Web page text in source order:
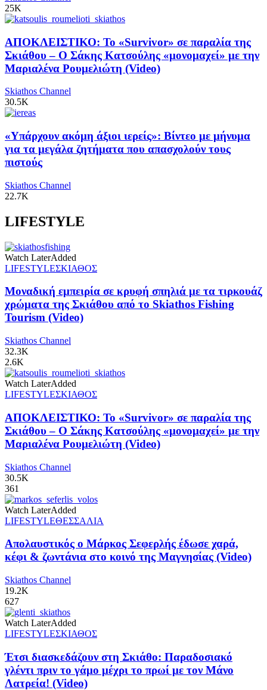
25K
ΑΠΟΚΛΕΙΣΤΙΚΟ: Το «Survivor» σε παραλία της
Σκιάθου – Ο Σάκης Κατσούλης «μονομαχεί» με την
Μαριαλένα Ρουμελιώτη (Video)
Skiathos Channel
30.5K
«Υπάρχουν ακόμη άξιοι ιερείς»: Βίντεο με μήνυμα
για τα μεγάλα ζητήματα που απασχολούν τους
πιστούς
Skiathos Channel
22.7K
LIFESTYLE
Watch LaterAdded
LIFESTYLEΣΚΙΑΘΟΣ
Μοναδική εμπειρία σε κρυφή σπηλιά με τα τιρκουάζ
χρώματα της Σκιάθου από το Skiathos Fishing
Tourism (Video)
Skiathos Channel
32.3K
2.6K
Watch LaterAdded
LIFESTYLEΣΚΙΑΘΟΣ
ΑΠΟΚΛΕΙΣΤΙΚΟ: Το «Survivor» σε παραλία της
Σκιάθου – Ο Σάκης Κατσούλης «μονομαχεί» με την
Μαριαλένα Ρουμελιώτη (Video)
Skiathos Channel
30.5K
361
Watch LaterAdded
LIFESTYLEΘΕΣΣΑΛΙΑ
Απολαυστικός ο Μάρκος Σεφερλής έδωσε χαρά,
κέφι & ζωντάνια στο κοινό της Μαγνησίας (Video)
Skiathos Channel
19.2K
627
Watch LaterAdded
LIFESTYLEΣΚΙΑΘΟΣ
Έτσι διασκεδάζουν στη Σκιάθο: Παραδοσιακό
γλέντι πριν το γάμο μέχρι το πρωί με τον Μάνο
Λατρεία! (Video)